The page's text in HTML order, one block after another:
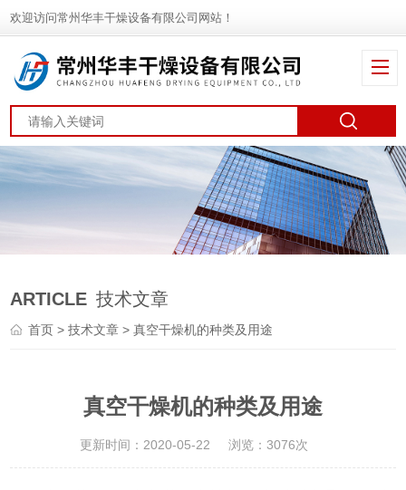
欢迎访问常州华丰干燥设备有限公司网站！
ARTICLE 技术文章
首页 >技术文章 > 真空干燥机的种类及用途
真空干燥机的种类及用途
更新时间：2020-05-22 浏览：3076次